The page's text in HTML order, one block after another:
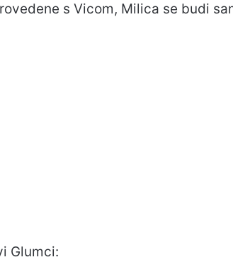
s Vicom, Milica se budi
Glumci: